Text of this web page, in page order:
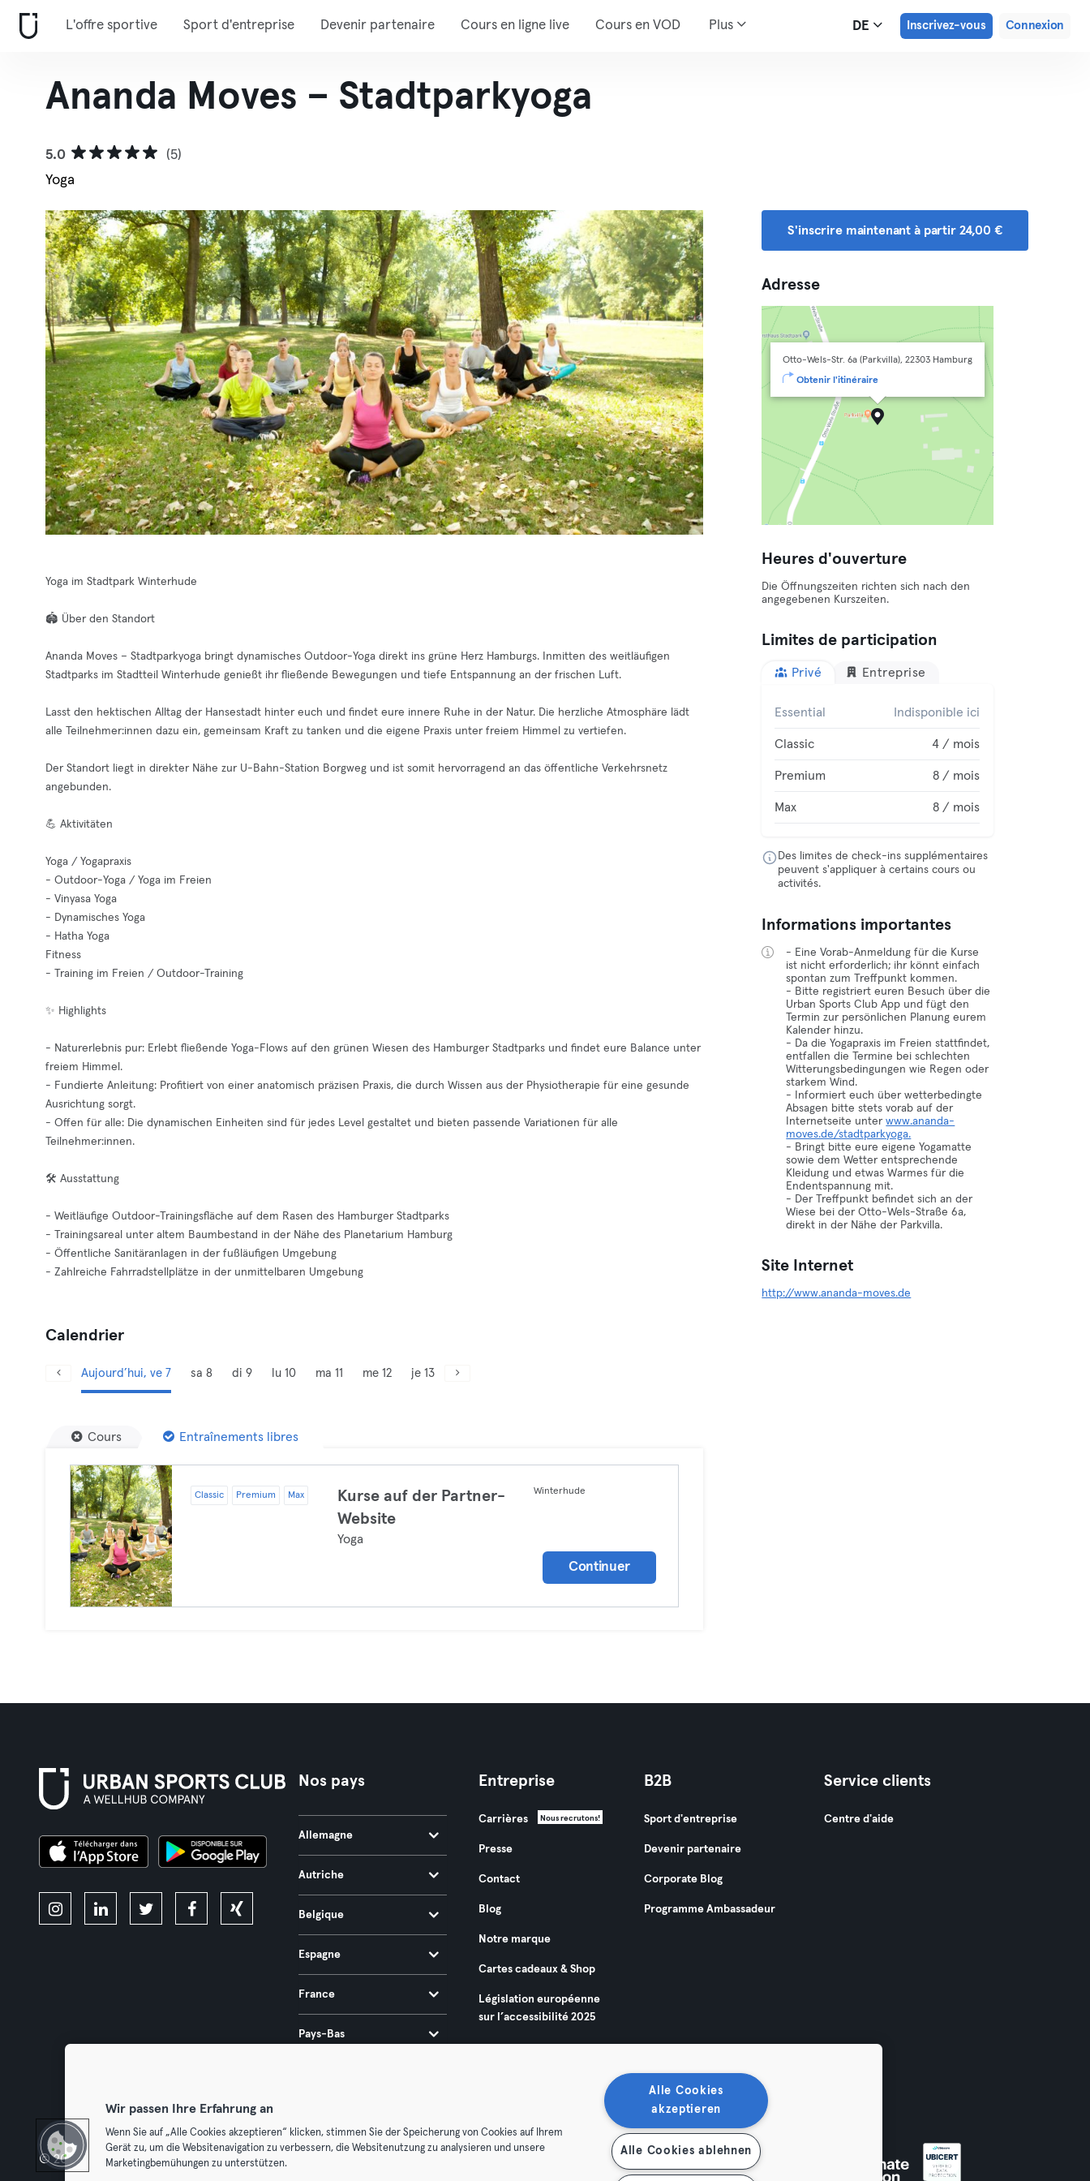
L'offre sportive Sport d'entreprise Devenir partenaire Cours en ligne live Cours en VOD Plus DE Inscrivez-vous Connexion
Ananda Moves – Stadtparkyoga
5.0
(5)
Yoga
Yoga im Stadtpark Winterhude
🏟️ Über den Standort
Ananda Moves – Stadtparkyoga bringt dynamisches Outdoor-Yoga direkt ins grüne Herz Hamburgs. Inmitten des weitläufigen
Stadtparks im Stadtteil Winterhude genießt ihr fließende Bewegungen und tiefe Entspannung an der frischen Luft.
Lasst den hektischen Alltag der Hansestadt hinter euch und findet eure innere Ruhe in der Natur. Die herzliche Atmosphäre lädt
alle Teilnehmer:innen dazu ein, gemeinsam Kraft zu tanken und die eigene Praxis unter freiem Himmel zu vertiefen.
Der Standort liegt in direkter Nähe zur U-Bahn-Station Borgweg und ist somit hervorragend an das öffentliche Verkehrsnetz
angebunden.
💪 Aktivitäten
Yoga / Yogapraxis
- Outdoor-Yoga / Yoga im Freien
- Vinyasa Yoga
- Dynamisches Yoga
- Hatha Yoga
Fitness
- Training im Freien / Outdoor-Training
✨ Highlights
- Naturerlebnis pur: Erlebt fließende Yoga-Flows auf den grünen Wiesen des Hamburger Stadtparks und findet eure Balance unter
freiem Himmel.
- Fundierte Anleitung: Profitiert von einer anatomisch präzisen Praxis, die durch Wissen aus der Physiotherapie für eine gesunde
Ausrichtung sorgt.
- Offen für alle: Die dynamischen Einheiten sind für jedes Level gestaltet und bieten passende Variationen für alle
Teilnehmer:innen.
🛠️ Ausstattung
- Weitläufige Outdoor-Trainingsfläche auf dem Rasen des Hamburger Stadtparks
- Trainingsareal unter altem Baumbestand in der Nähe des Planetarium Hamburg
- Öffentliche Sanitäranlagen in der fußläufigen Umgebung
- Zahlreiche Fahrradstellplätze in der unmittelbaren Umgebung
Calendrier
Aujourd’hui, ve 7 sa 8 di 9 lu 10 ma 11 me 12 je 13
Cours Entraînements libres
Classic Premium Max
Kurse auf der Partner-
Website
Yoga
Winterhude
Continuer
S'inscrire maintenant à partir 24,00 €
Adresse
Otto-Wels-Str. 6a (Parkvilla), 22303 Hamburg
Obtenir l'itinéraire
Heures d'ouverture
Die Öffnungszeiten richten sich nach den
angegebenen Kurszeiten.
Limites de participation
Privé Entreprise
Essential Indisponible ici
Classic 4 / mois
Premium 8 / mois
Max 8 / mois
Des limites de check-ins supplémentaires
peuvent s'appliquer à certains cours ou
activités.
Informations importantes
- Eine Vorab-Anmeldung für die Kurse
ist nicht erforderlich; ihr könnt einfach
spontan zum Treffpunkt kommen.
- Bitte registriert euren Besuch über die
Urban Sports Club App und fügt den
Termin zur persönlichen Planung eurem
Kalender hinzu.
- Da die Yogapraxis im Freien stattfindet,
entfallen die Termine bei schlechten
Witterungsbedingungen wie Regen oder
starkem Wind.
- Informiert euch über wetterbedingte
Absagen bitte stets vorab auf der
Internetseite unterwww.ananda-
moves.de/stadtparkyoga.
- Bringt bitte eure eigene Yogamatte
sowie dem Wetter entsprechende
Kleidung und etwas Warmes für die
Endentspannung mit.
- Der Treffpunkt befindet sich an der
Wiese bei der Otto-Wels-Straße 6a,
direkt in der Nähe der Parkvilla.
Site Internet
http://www.ananda-moves.de
Nos pays
Allemagne
Autriche
Belgique
Espagne
France
Pays-Bas
Entreprise
Carrières Nous recrutons!
Presse
Contact
Blog
Notre marque
Cartes cadeaux & Shop
Législation européenne
sur l’accessibilité 2025
B2B
Sport d'entreprise
Devenir partenaire
Corporate Blog
Programme Ambassadeur
Service clients
Centre d'aide
© 2026 Urban Sports Group GmbH. All rights reserved. Mentions légales
Wir passen Ihre Erfahrung an
Wenn Sie auf „Alle Cookies akzeptieren“ klicken, stimmen Sie der Speicherung von Cookies auf Ihrem
Gerät zu, um die Websitenavigation zu verbessern, die Websitenutzung zu analysieren und unsere
Marketingbemühungen zu unterstützen.
Alle Cookies
akzeptieren
Alle Cookies ablehnen